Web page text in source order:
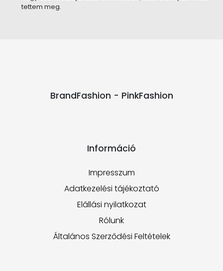
tettem meg.
BrandFashion - PinkFashion
Információ
Impresszum
Adatkezelési tájékoztató
Elállási nyilatkozat
Rólunk
Általános Szerződési Feltételek